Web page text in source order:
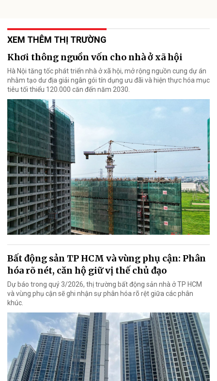
XEM THÊM THỊ TRƯỜNG
Khơi thông nguồn vốn cho nhà ở xã hội
Hà Nội tăng tốc phát triển nhà ở xã hội, mở rộng nguồn cung dự án
nhằm tạo dư địa giải ngân gói tín dụng ưu đãi và hiện thực hóa mục
tiêu tối thiểu 120.000 căn đến năm 2030.
Bất động sản TP HCM và vùng phụ cận: Phân
hóa rõ nét, căn hộ giữ vị thế chủ đạo
Dự báo trong quý 3/2026, thị trường bất động sản nhà ở TP HCM
và vùng phụ cận sẽ ghi nhận sự phân hóa rõ rệt giữa các phân
khúc.